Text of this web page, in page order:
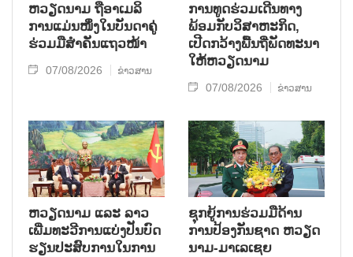
ຫ​ວຽດ​ນາມ ຖື​ອາ​ເມ​ລິ​
ການ​ແມ່ນ​ໜຶ່ງ​ໃນ​ບັນ​ດາ​ຄູ່​
ຮ່ວມ​ມື​ສຳ​ຄັນ​ແຖວ​ໜ້າ
07/08/2026 ຂ່າວສານ
ການ​ທູດ​ຮ່ວມ​ເດີນ​ທາງ​
ພ້ອມກັບ​ວິ​ສາ​ຫະ​ກ​ິດ,
ເປີດກວ້າງ​ພື້ນ​ຖີ່​ພັດ​ທະ​ນາ​
ໃຫ້​ຫວຽດ​ນາມ
07/08/2026 ຂ່າວສານ
ຫວຽດ​ນາມ ແລະ ລາວ​
ເພີ່ມ​ທະ​ວີ​ການ​ແບ່​ງ​ປັນ​ບົດ​
ຮຽນ​ປະ​ສົບ​ການ​ໃນ​ການ​
ຊຸກ​ຍູ້​ການ​ຮ່ວມ​ມື​ດ້ານ​
ການ​ປ້ອງ​ກັນ​ຊາດ ຫວຽດ​
ນາມ-ມາ​ເລ​ເຊຍ